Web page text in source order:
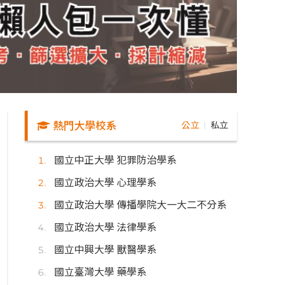
熱門大學校系 公立 私立
國立中正大學 犯罪防治學系
國立政治大學 心理學系
國立政治大學 傳播學院大一大二不分系
國立政治大學 法律學系
國立中興大學 獸醫學系
國立臺灣大學 藥學系